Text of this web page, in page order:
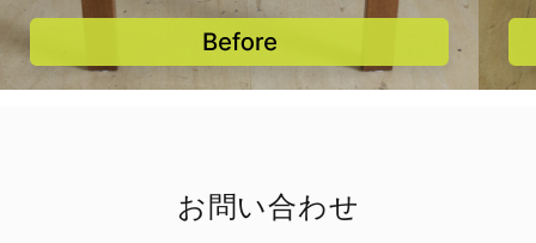
お問い合わせ